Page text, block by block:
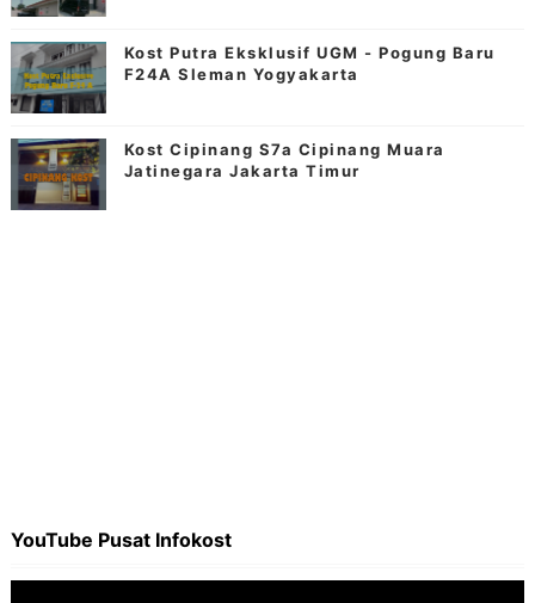
Kost Putra Eksklusif UGM - Pogung Baru
F24A Sleman Yogyakarta
Kost Cipinang S7a Cipinang Muara
Jatinegara Jakarta Timur
YouTube Pusat Infokost